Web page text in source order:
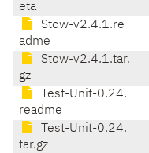
eta
Stow-v2.4.1.re
adme
Stow-v2.4.1.tar.
gz
Test-Unit-0.24.
readme
Test-Unit-0.24.
tar.gz